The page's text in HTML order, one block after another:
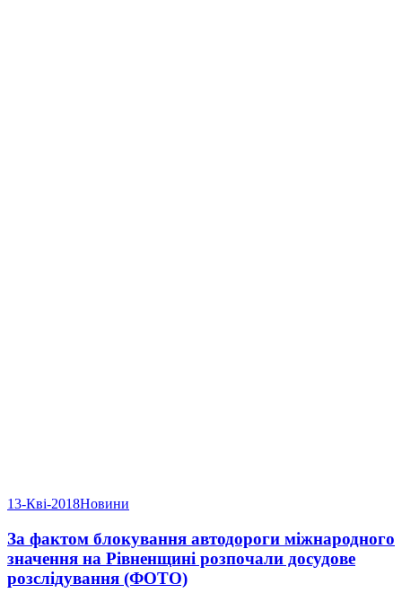
13-Кві-2018Новини
За фактом блокування автодороги міжнародного
значення на Рівненщині розпочали досудове
розслідування (ФОТО)